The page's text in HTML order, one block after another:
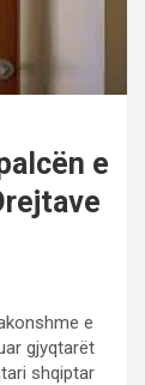
e
e
gjyqtarët
shqiptar